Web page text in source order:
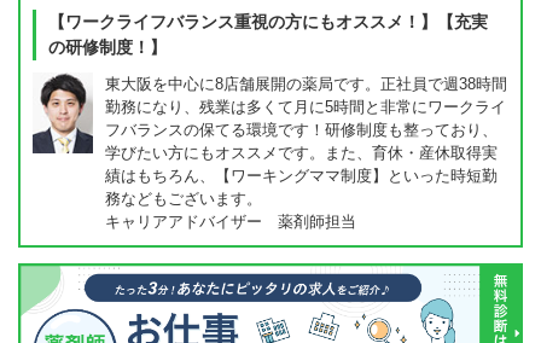
【ワークライフバランス重視の方にもオススメ！】【充実
の研修制度！】
東大阪を中心に8店舗展開の薬局です。正社員で週38時間
勤務になり、残業は多くて月に5時間と非常にワークライ
フバランスの保てる環境です！研修制度も整っており、
学びたい方にもオススメです。また、育休・産休取得実
績はもちろん、【ワーキングママ制度】といった時短勤
務などもございます。
キャリアアドバイザー 薬剤師担当